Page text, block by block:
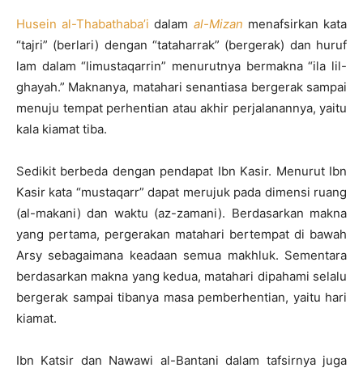
Husein al-Thabathaba’i dalam al-Mizan menafsirkan kata
“tajri” (berlari) dengan “tataharrak” (bergerak) dan huruf
lam dalam “limustaqarrin” menurutnya bermakna “ila lil-
ghayah.” Maknanya, matahari senantiasa bergerak sampai
menuju tempat perhentian atau akhir perjalanannya, yaitu
kala kiamat tiba.
Sedikit berbeda dengan pendapat Ibn Kasir. Menurut Ibn
Kasir kata “mustaqarr” dapat merujuk pada dimensi ruang
(al-makani) dan waktu (az-zamani). Berdasarkan makna
yang pertama, pergerakan matahari bertempat di bawah
Arsy sebagaimana keadaan semua makhluk. Sementara
berdasarkan makna yang kedua, matahari dipahami selalu
bergerak sampai tibanya masa pemberhentian, yaitu hari
kiamat.
Ibn Katsir dan Nawawi al-Bantani dalam tafsirnya juga